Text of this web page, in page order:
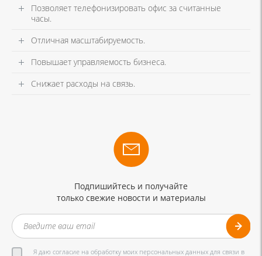
Позволяет телефонизировать офис за считанные
часы.
Отличная масштабируемость.
Повышает управляемость бизнеса.
Снижает расходы на связь.
Подпишийтесь и получайте
только свежие новости и материалы
Я даю согласие на обработку моих персональных данных для связи в